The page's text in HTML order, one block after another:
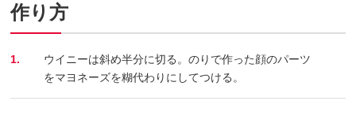
作り方
1.
ウイニーは斜め半分に切る。のりで作った顔のパーツ
をマヨネーズを糊代わりにしてつける。